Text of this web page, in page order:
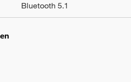
Bluetooth 5.1